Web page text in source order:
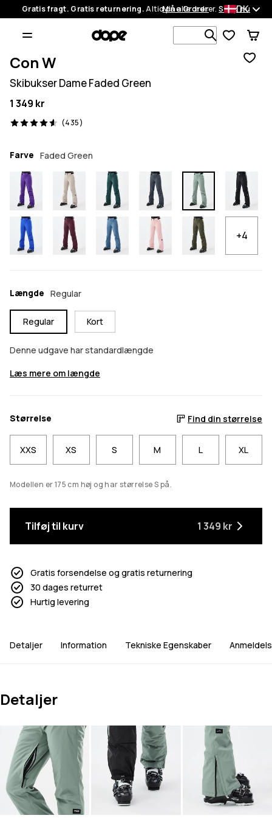
Gratis fragt. Gratis returnering.Altid på alle ordrer.Shop nu
Mine Ordrer DK
Søg i 1
Con W
Skibukser Dame Faded Green
1 349 kr
(435)
435 anmeldelser, 4.6/5
Farve Faded Green
+4
Længde Regular
Regular Kort
Denne udgave har standardlængde
Læs mere om længde
Størrelse Find din størrelse
XXS XS S M L XL
Modellen er 175 cm høj og har størrelse S på.
Tilføj til kurv 1 349 kr
Gratis forsendelse og gratis returnering
30 dages returret
Hurtig levering
Detaljer Information Tekniske Egenskaber
Detaljer